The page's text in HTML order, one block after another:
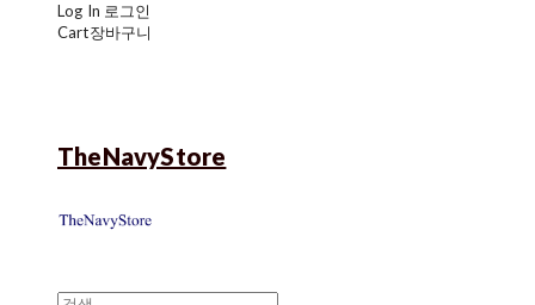
Log In 로그인
Cart장바구니
TheNavyStore